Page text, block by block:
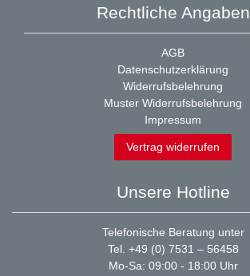
Rechtliche Angaben
AGB
Datenschutzerklärung
Widerrufsbelehrung
Muster Widerrufsbelehrung
Impressum
Vertrag widerrufen
Unsere Hotline
Telefonische Beratung unter
Tel. +49 (0) 7531 – 56458
Mo-Sa: 09:00 - 18:00 Uhr